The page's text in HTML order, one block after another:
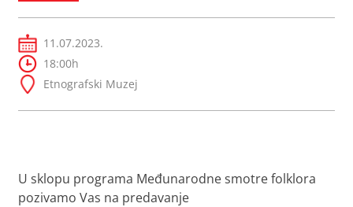
11.07.2023.
18:00h
Etnografski Muzej
U sklopu programa Međunarodne smotre folklora
pozivamo Vas na predavanje